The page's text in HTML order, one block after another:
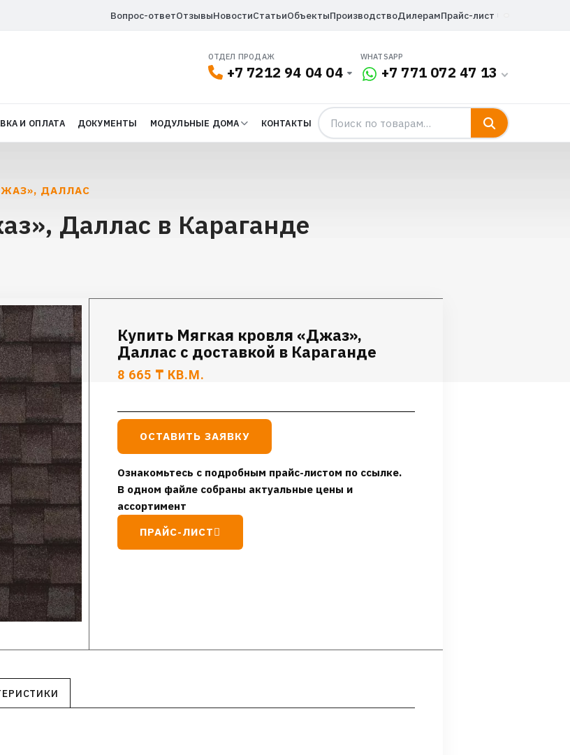
Вопрос-ответОтзывыНовостиСтатьиОбъектыПроизводствоДилерамПрайс-лист
ОТДЕЛ ПРОДАЖ
+7 7212 94 04 04
WHATSAPP
+7 771 072 47 13
И ОПЛАТА ДОКУМЕНТЫ МОДУЛЬНЫЕ ДОМА КОНТАКТЫ
ДАЛЛАС
Даллас в Караганде
Купить Мягкая кровля «Джаз»,
Даллас с доставкой в Караганде
8 665 ₸ КВ.М.
ОСТАВИТЬ ЗАЯВКУ
Ознакомьтесь с подробным прайс-листом по ссылке.
В одном файле собраны актуальные цены и
ассортимент
ПРАЙС-ЛИСТ